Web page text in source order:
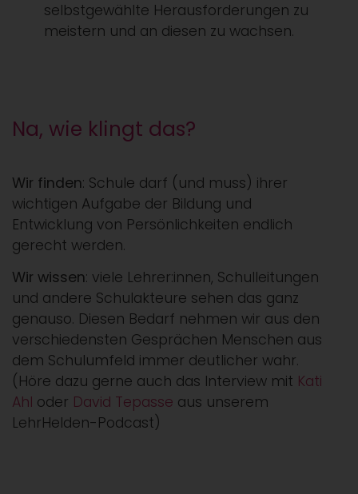
selbstgewählte Herausforderungen zu
meistern und an diesen zu wachsen.
Na, wie klingt das?
Wir finden: Schule darf (und muss) ihrer
wichtigen Aufgabe der Bildung und
Entwicklung von Persönlichkeiten endlich
gerecht werden.
Wir wissen: viele Lehrer:innen, Schulleitungen
und andere Schulakteure sehen das ganz
genauso. Diesen Bedarf nehmen wir aus den
verschiedensten Gesprächen Menschen aus
dem Schulumfeld immer deutlicher wahr.
(Höre dazu gerne auch das Interview mit Kati
Ahl oder David Tepasse aus unserem
LehrHelden-Podcast)